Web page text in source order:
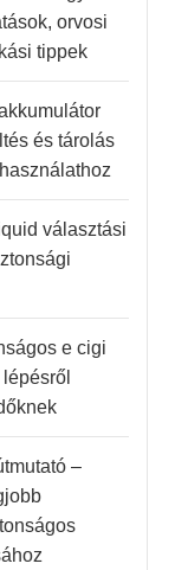
orvosi
tippek
és tárolás
választási
e cigi
–